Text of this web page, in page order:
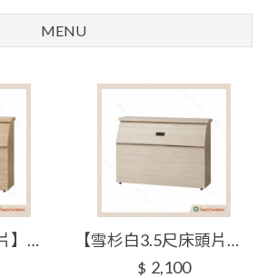
MENU
【原橡3.5尺床頭片】【2026-H205-1】【添興家具】 【雪杉白3.5尺床頭片】【2026-H205-2】【添興家具】
$ 2,100